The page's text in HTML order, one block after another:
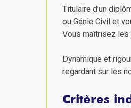
Titulaire d’un
ou Génie Civil et
Vous maîtrisez les
Dynamique et
regardant sur les
Critères